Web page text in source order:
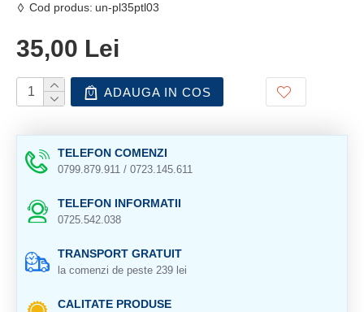
Cod produs: un-pl35ptl03
35,00 Lei
ADAUGA IN COS
TELEFON COMENZI
0799.879.911 / 0723.145.611
TELEFON INFORMATII
0725.542.038
TRANSPORT GRATUIT
la comenzi de peste 239 lei
CALITATE PRODUSE